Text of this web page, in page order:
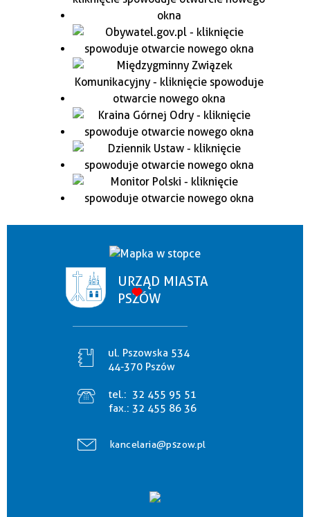
URZĄD MIASTA
PSZÓW
ul. Pszowska 534
44-370 Pszów
tel.: 32 455 95 51
fax.: 32 455 86 36
kancelaria@pszow.pl